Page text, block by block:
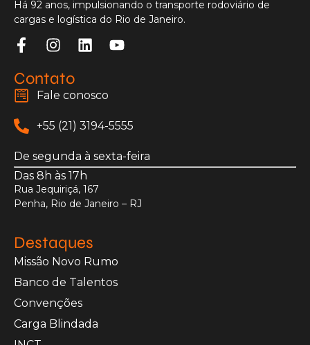
Há 92 anos, impulsionando o transporte rodoviário de
cargas e logística do Rio de Janeiro.
Contato
Fale conosco
+55 (21) 3194-5555
De segunda à sexta-feira
Das 8h às 17h
Rua Jequiriçá, 167
Penha, Rio de Janeiro – RJ
Destaques
Missão Novo Rumo
Banco de Talentos
Convenções
Carga Blindada